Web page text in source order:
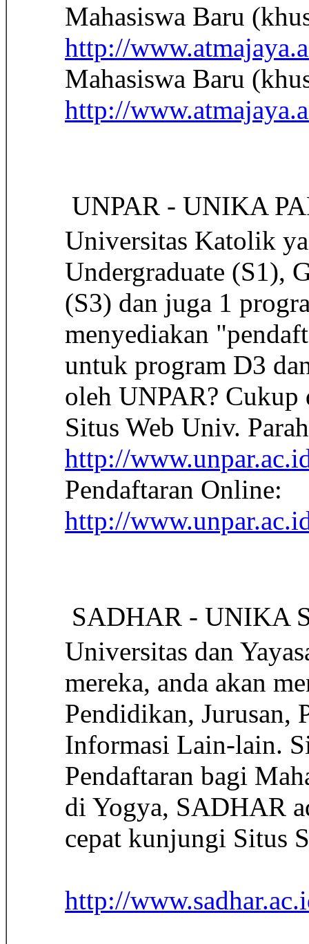
Mahasiswa Baru
http://
Mahasiswa Baru
http://
UNPAR - UNIKA
Universitas Katolik
Undergraduate (S1),
(S3) dan juga 1
menyediakan
untuk program D3
oleh UNPAR?
Situs Web Univ.
http://
Pendaftaran Online:
http://
SADHAR - UNIKA
Universitas dan
mereka, anda akan
Pendidikan, Jurusan,
Informasi Lain-lain.
Pendaftaran bagi
di Yogya, SADHAR
cepat kunjungi Situs
http://